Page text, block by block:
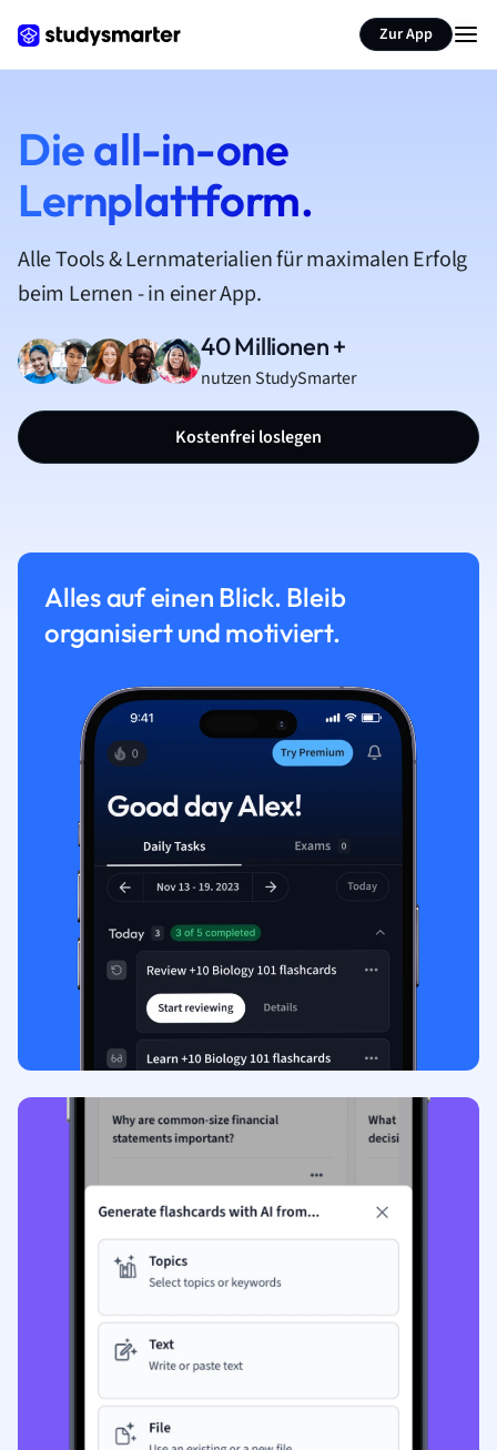
Zur App
Die all-in-one
Lernplattform.
Alle Tools & Lernmaterialien für maximalen Erfolg
beim Lernen - in einer App.
40 Millionen +
nutzen StudySmarter
Kostenfrei loslegen
Alles auf einen Blick. Bleib
organisiert und motiviert.